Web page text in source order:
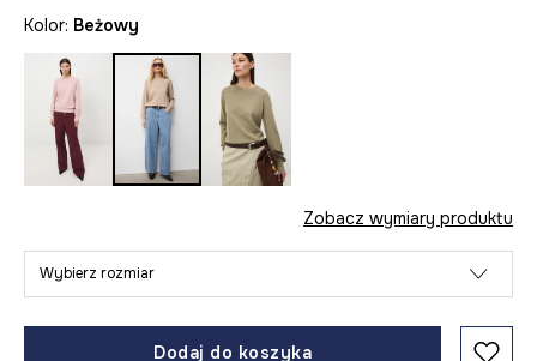
Kolor: beżowy
Zobacz wymiary produktu
Wybierz rozmiar
Dodaj do koszyka